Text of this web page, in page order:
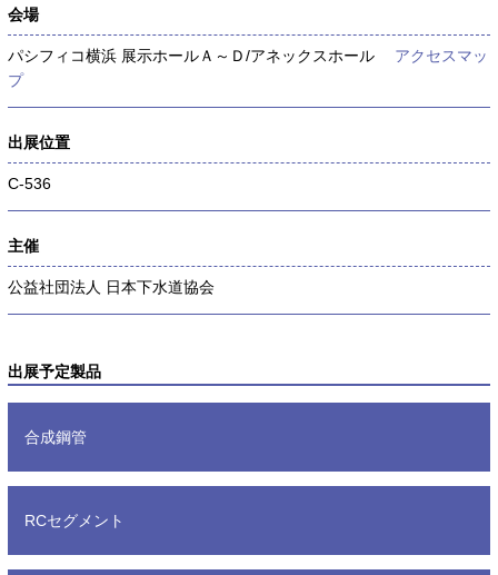
会場
パシフィコ横浜 展示ホールＡ～Ｄ/アネックスホール アクセスマッ
プ
出展位置
C-536
主催
公益社団法人 日本下水道協会
出展予定製品
合成鋼管
RCセグメント